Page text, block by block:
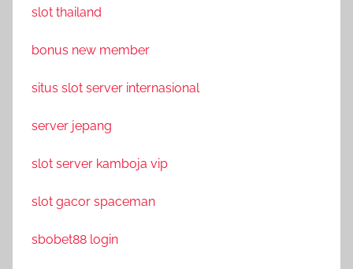
slot thailand
bonus new member
situs slot server internasional
server jepang
slot server kamboja vip
slot gacor spaceman
sbobet88 login